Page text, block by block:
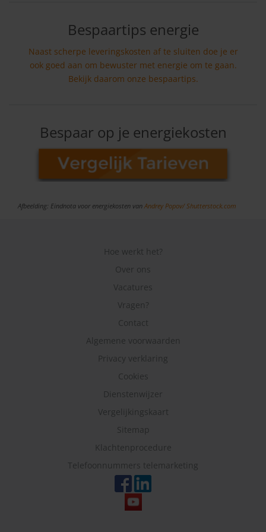
Bespaartips energie
Naast scherpe leveringskosten af te sluiten doe je er
ook goed aan om bewuster met energie om te gaan.
Bekijk daarom onze bespaartips.
Bespaar op je energiekosten
Afbeelding: Eindnota voor energiekosten van Andrey Popov/ Shutterstock.com
Hoe werkt het?
Over ons
Vacatures
Vragen?
Contact
Algemene voorwaarden
Privacy verklaring
Cookies
Dienstenwijzer
Vergelijkingskaart
Sitemap
Klachtenprocedure
Telefoonnummers telemarketing